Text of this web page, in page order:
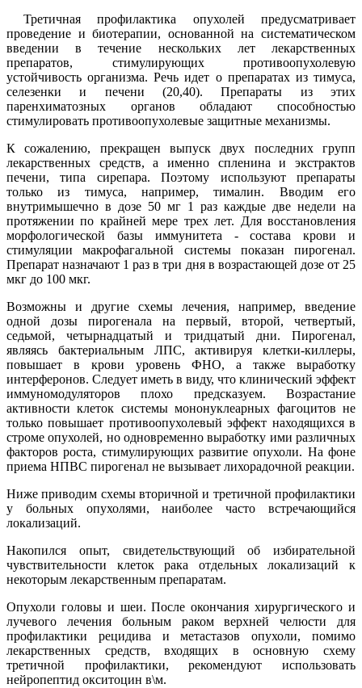
Третичная профилактика опухолей предусматривает
проведение и биотерапии, основанной на систематическом
введении в течение нескольких лет лекарственных
препаратов, стимулирующих противоопухолевую
устойчивость организма. Речь идет о препаратах из тимуса,
селезенки и печени (20,40). Препараты из этих
паренхиматозных органов обладают способностью
стимулировать противоопухолевые защитные механизмы.
К сожалению, прекращен выпуск двух последних групп
лекарственных средств, а именно спленина и экстрактов
печени, типа сирепара. Поэтому используют препараты
только из тимуса, например, тималин. Вводим его
внутримышечно в дозе 50 мг 1 раз каждые две недели на
протяжении по крайней мере трех лет. Для восстановления
морфологической базы иммунитета - состава крови и
стимуляции макрофагальной системы показан пирогенал.
Препарат назначают 1 раз в три дня в возрастающей дозе от 25
мкг до 100 мкг.
Возможны и другие схемы лечения, например, введение
одной дозы пирогенала на первый, второй, четвертый,
седьмой, четырнадцатый и тридцатый дни. Пирогенал,
являясь бактериальным ЛПС, активируя клетки-киллеры,
повышает в крови уровень ФНО, а также выработку
интерферонов. Следует иметь в виду, что клинический эффект
иммуномодуляторов плохо предсказуем. Возрастание
активности клеток системы мононуклеарных фагоцитов не
только повышает противоопухолевый эффект находящихся в
строме опухолей, но одновременно выработку ими различных
факторов роста, стимулирующих развитие опухоли. На фоне
приема НПВС пирогенал не вызывает лихорадочной реакции.
Ниже приводим схемы вторичной и третичной профилактики
у больных опухолями, наиболее часто встречающийся
локализаций.
Накопился опыт, свидетельствующий об избирательной
чувствительности клеток рака отдельных локализаций к
некоторым лекарственным препаратам.
Опухоли головы и шеи. После окончания хирургического и
лучевого лечения больным раком верхней челюсти для
профилактики рецидива и метастазов опухоли, помимо
лекарственных средств, входящих в основную схему
третичной профилактики, рекомендуют использовать
нейропептид окситоцин в\м.